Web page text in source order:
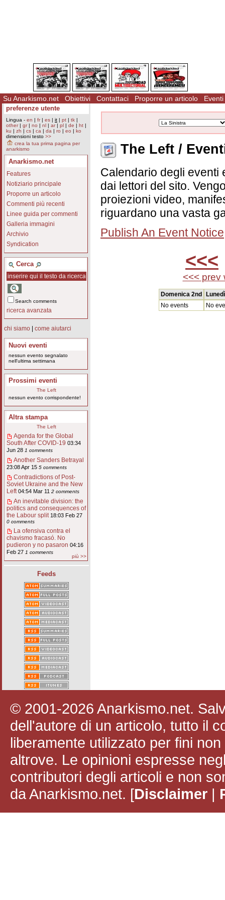
Su Anarkismo.net Obiettivi Contattaci Proporre un articolo Eventi
preferenze utente
Lingua - en | fr| es | it | pt | tk |
other| gr| no | nl | ar| pl | de | ht |
ku | zh | cs | ca | da | ro | eo | ko
dimensioni testo >>
crea la tua prima pagina per
anarkismo
Anarkismo.net
Features
Notiziario principale
Proporre un articolo
Commenti più recenti
Linee guida per commenti
Galleria immagini
Archivio
Syndication
Cerca
Search comments
ricerca avanzata
chi siamo come aiutarci
Nuovi eventi
nessun evento segnalato
nell'ultima settimana
Prossimi eventi
The Left
nessun evento corrispondente!
Altra stampa
The Left
Agenda for the Global
South After COVID-19 03:34
Jun 28 1 comments
Another Sanders Betrayal
23:08 Apr 15 5 comments
Contradictions of Post-
Soviet Ukraine and the New
Left 04:54 Mar 11 2 comments
An inevitable division: the
politics and consequences of
the Labour split 18:03 Feb 27
0 comments
La ofensiva contra el
chavismo fracasó. No
pudieron y no pasaron 04:16
Feb 27 1 comments
più >>
Feeds
The Left /
Calendario degli eventi
dai lettori del sito.
proiezioni video,
riguardano una vasta
Publish An Event Notice
<<<
<<< prev
Domenica 2nd
No events
No
© 2001-2026 Anarkismo.net.
dell'autore di un articolo, tutto il
liberamente utilizzato per fini
altrove. Le opinioni espresse
contributori degli articoli e non
da Anarkismo.net. [Disclaimer |